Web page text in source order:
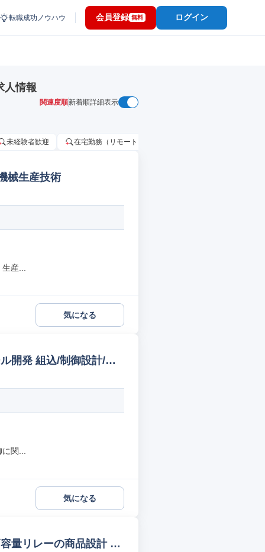
転職成功ノウハウ 会員登録 無料 ログイン
人情報
関連度順新着順詳細表示
未経験者歓迎 在宅勤務（リモートワーク）OK
械生産技術
産...
気になる
開発 組込/制御設計/開
関...
気になる
量リレーの商品設計 回